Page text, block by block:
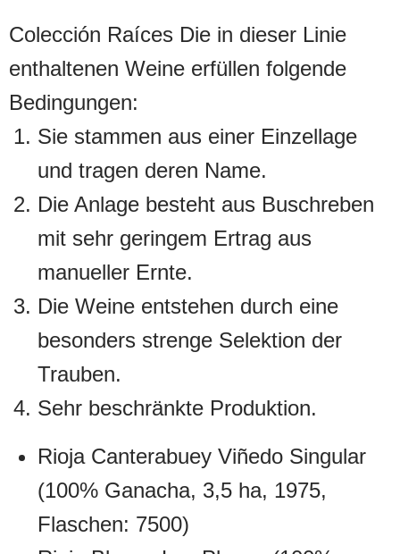
Colección Raíces Die in dieser Linie
enthaltenen Weine erfüllen folgende
Bedingungen:
Sie stammen aus einer Einzellage
und tragen deren Name.
Die Anlage besteht aus Buschreben
mit sehr geringem Ertrag aus
manueller Ernte.
Die Weine entstehen durch eine
besonders strenge Selektion der
Trauben.
Sehr beschränkte Produktion.
Rioja Canterabuey Viñedo Singular
(100% Ganacha, 3,5 ha, 1975,
Flaschen: 7500)